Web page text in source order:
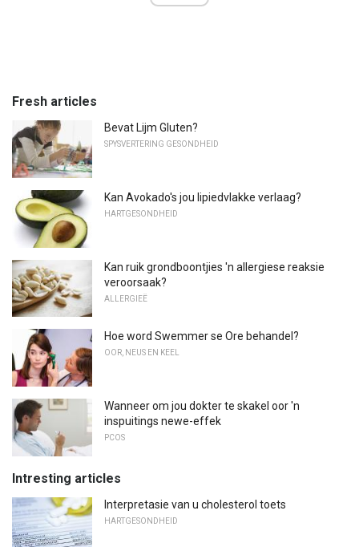
Fresh articles
Bevat Lijm Gluten?
SPYSVERTERING GESONDHEID
Kan Avokado's jou lipiedvlakke verlaag?
HARTGESONDHEID
Kan ruik grondboontjies 'n allergiese reaksie
veroorsaak?
ALLERGIEË
Hoe word Swemmer se Ore behandel?
OOR, NEUS EN KEEL
Wanneer om jou dokter te skakel oor 'n
inspuitings newe-effek
PCOS
Intresting articles
Interpretasie van u cholesterol toets
HARTGESONDHEID